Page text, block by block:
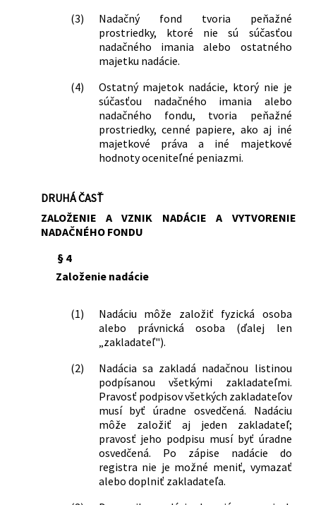
(3)
Nadačný fond tvoria peňažné
prostriedky, ktoré nie sú súčasťou
nadačného imania alebo ostatného
majetku nadácie.
(4)
Ostatný majetok nadácie, ktorý nie je
súčasťou nadačného imania alebo
nadačného fondu, tvoria peňažné
prostriedky, cenné papiere, ako aj iné
majetkové práva a iné majetkové
hodnoty oceniteľné peniazmi.
DRUHÁ ČASŤ
ZALOŽENIE A VZNIK NADÁCIE A VYTVORENIE
NADAČNÉHO FONDU
§ 4
Založenie nadácie
(1)
Nadáciu môže založiť fyzická osoba
alebo právnická osoba (ďalej len
„zakladateľ").
(2)
Nadácia sa zakladá nadačnou listinou
podpísanou všetkými zakladateľmi.
Pravosť podpisov všetkých zakladateľov
musí byť úradne osvedčená. Nadáciu
môže založiť aj jeden zakladateľ;
pravosť jeho podpisu musí byť úradne
osvedčená. Po zápise nadácie do
registra nie je možné meniť, vymazať
alebo doplniť zakladateľa.